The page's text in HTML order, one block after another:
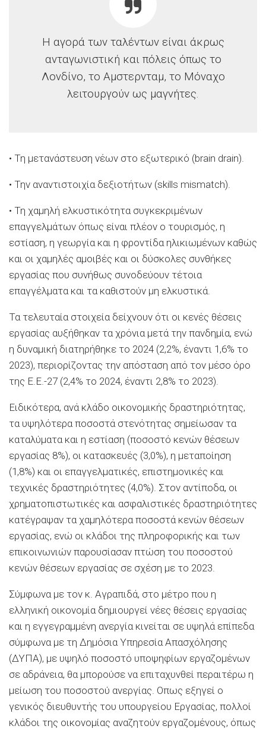
Η αγορά των ταλέντων είναι άκρως
ανταγωνιστική και πόλεις όπως το
Λονδίνο, το Αμστερνταμ, το Μόναχο
λειτουργούν ως μαγνήτες.
• Τη μετανάστευση νέων στο εξωτερικό (brain drain).
• Την αναντιστοιχία δεξιοτήτων (skills mismatch).
• Τη χαμηλή ελκυστικότητα συγκεκριμένων
επαγγελμάτων όπως είναι πλέον ο τουρισμός, η
εστίαση, η γεωργία και η φροντίδα ηλικιωμένων καθώς
και οι χαμηλές αμοιβές και οι δύσκολες συνθήκες
εργασίας που συνήθως συνοδεύουν τέτοια
επαγγέλματα και τα καθιστούν μη ελκυστικά.
Τα τελευταία στοιχεία δείχνουν ότι οι κενές θέσεις
εργασίας αυξήθηκαν τα χρόνια μετά την πανδημία, ενώ
η δυναμική διατηρήθηκε το 2024 (2,2%, έναντι 1,6% το
2023), περιορίζοντας την απόσταση από τον μέσο όρο
της Ε.Ε.-27 (2,4% το 2024, έναντι 2,8% το 2023).
Ειδικότερα, ανά κλάδο οικονομικής δραστηριότητας,
τα υψηλότερα ποσοστά στενότητας σημείωσαν τα
καταλύματα και η εστίαση (ποσοστό κενών θέσεων
εργασίας 8%), οι κατασκευές (3,0%), η μεταποίηση
(1,8%) και οι επαγγελματικές, επιστημονικές και
τεχνικές δραστηριότητες (4,0%). Στον αντίποδα, οι
χρηματοπιστωτικές και ασφαλιστικές δραστηριότητες
κατέγραψαν τα χαμηλότερα ποσοστά κενών θέσεων
εργασίας, ενώ οι κλάδοι της πληροφορικής και των
επικοινωνιών παρουσίασαν πτώση του ποσοστού
κενών θέσεων εργασίας σε σχέση με το 2023.
Σύμφωνα με τον κ. Αγραπιδά, στο μέτρο που η
ελληνική οικονομία δημιουργεί νέες θέσεις εργασίας
και η εγγεγραμμένη ανεργία κινείται σε υψηλά επίπεδα
σύμφωνα με τη Δημόσια Υπηρεσία Απασχόλησης
(ΔΥΠΑ), με υψηλό ποσοστό υποψηφίων εργαζομένων
σε αδράνεια, θα μπορούσε να επιταχυνθεί περαιτέρω η
μείωση του ποσοστού ανεργίας. Οπως εξηγεί ο
γενικός διευθυντής του υπουργείου Εργασίας, πολλοί
κλάδοι της οικονομίας αναζητούν εργαζομένους, όπως